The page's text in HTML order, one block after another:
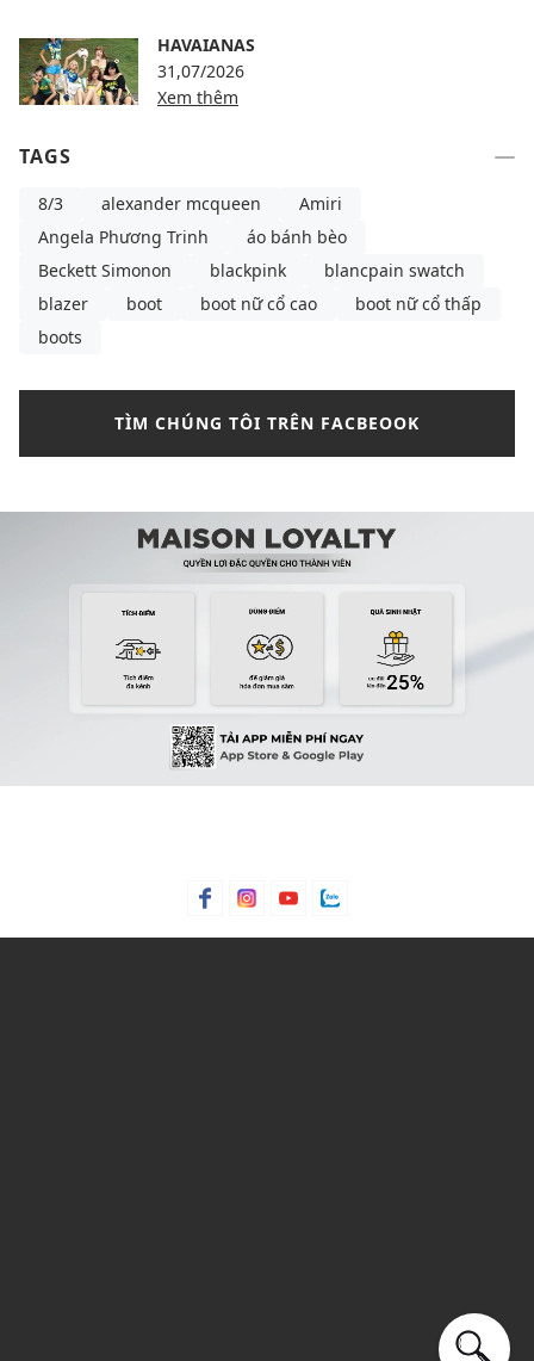
HAVAIANAS
31,07/2026
Xem thêm
TAGS
8/3 alexander mcqueen
Amiri
Angela Phương Trinh
áo bánh bèo
Beckett Simonon
blackpink
blancpain swatch
blazer
boot boot nữ cổ cao
boot nữ cổ thấp
boots
TÌM CHÚNG TÔI TRÊN FACBEOOK